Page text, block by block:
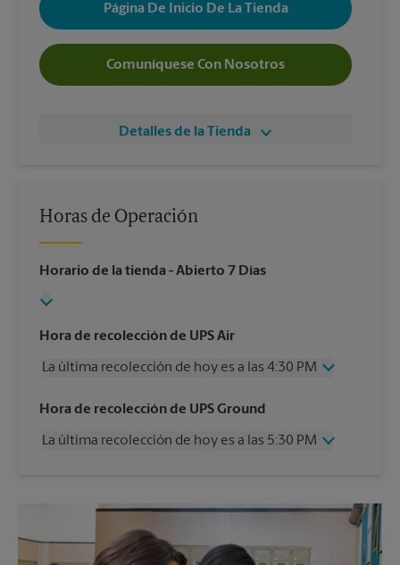
Página De Inicio De La Tienda
Comuníquese Con Nosotros
Detalles de la Tienda
Horas de Operación
Horario de la tienda - Abierto 7 Días
Hora de recolección de UPS Air
La última recolección de hoy es a las 4:30 PM
Miércoles
4:30 PM
Viernes
4:30 PM
Hora de recolección de UPS Ground
La última recolección de hoy es a las 5:30 PM
Sin Recolección
Domingo
Sin Recolección